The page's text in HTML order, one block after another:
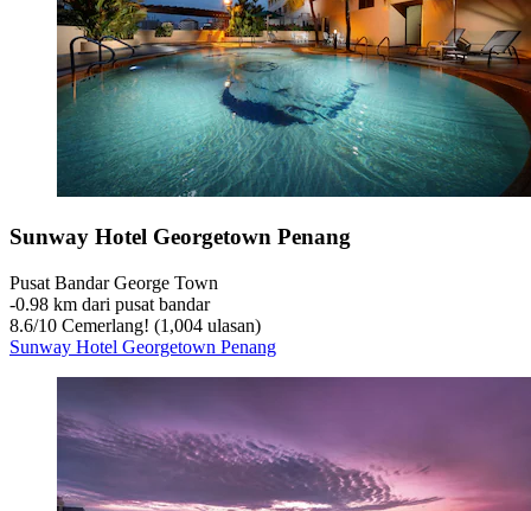
Sunway Hotel Georgetown Penang
Pusat Bandar George Town
‐0.98 km dari pusat bandar
8.6/10 Cemerlang! (1,004 ulasan)
Sunway Hotel Georgetown Penang